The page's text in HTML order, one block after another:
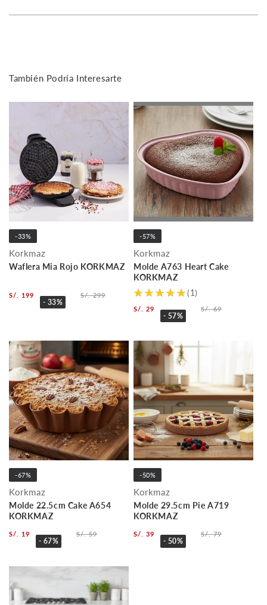
También Podría Interesarte
-33%
Korkmaz
Waflera Mia Rojo KORKMAZ
S/. 199
- 33%
S/. 299
-57%
Korkmaz
Molde A763 Heart Cake
KORKMAZ
(1)
S/. 29
- 57%
S/. 69
-67%
Korkmaz
Molde 22.5cm Cake A654
KORKMAZ
S/. 19
- 67%
S/. 59
-50%
Korkmaz
Molde 29.5cm Pie A719
KORKMAZ
S/. 39
- 50%
S/. 79